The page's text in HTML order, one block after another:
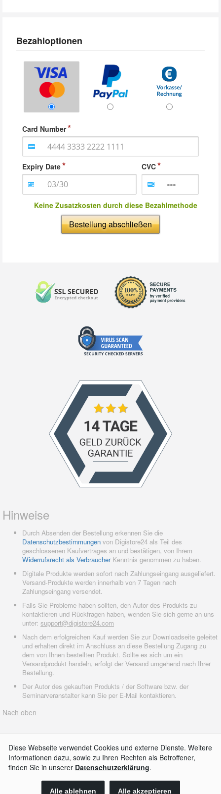
Bezahloptionen
Card Number
Expiry Date CVC
Keine Zusatzkosten durch diese Bezahlmethode
Bestellung abschließen
Hinweise
Durch Absenden der Bestellung erkennen Sie die
Datenschutzbestimmungen von Digistore24 als Teil des
geschlossenen Kaufvertrages an und bestätigen, von Ihrem
Widerrufsrecht als VerbraucherKenntnis genommen zu haben.
Digitale Produkte werden sofort nach Zahlungseingang ausgeliefert.
Versand-Produkte werden innerhalb von 7 Tagen nach
Zahlungseingang versendet.
Falls Sie Probleme haben sollten, den Autor des Produkts zu
kontaktieren und Rückfragen haben, wenden Sie sich gerne an uns
unter: support@digistore24.com
Nach dem erfolgreichen Kauf werden Sie zur Downloadseite geleitet
und erhalten direkt im Anschluss an diese Bestellung Zugang zu
dem von Ihnen bestellten Produkt. Sollte es sich um ein
Versandprodukt handeln, erfolgt der Versand umgehend nach Ihrer
Bestellung.
Der Autor des gekauften Produkts / der Software bzw. der
Seminarveranstalter kann Sie per E-Mail kontaktieren.
Nach oben
AGB Impressum Widerrufsbelehrung
Datenschutzerklärung
Kontakt
© 2026Digistore24 GmbH, alle Rechte vorbehalten